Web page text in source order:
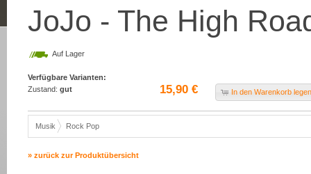
JoJo - The High
Auf Lager
Verfügbare Varianten:
Zustand: gut 15,90 € In den Warenkorb
Musik Rock Pop
» zurück zur Produktübersicht